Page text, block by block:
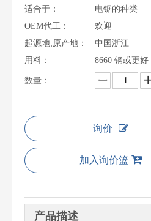
适合于：
电锯的种类
OEM代工：
欢迎
起源地;原产地：
中国浙江
用料：
8660 钢或更好
数量：
询价
加入询价篮
产品描述